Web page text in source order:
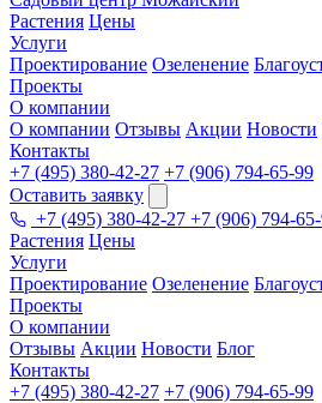
Растения Цены
Услуги
Проектирование Озеленение
Проекты
О компании
О компании Отзывы Акции Новости
Контакты
+7 (495) 380-42-27 +7 (906) 794-65-99
Оставить заявку
+7 (495) 380-42-27 +7 (906) 794-
Растения Цены
Услуги
Проектирование Озеленение
Проекты
О компании
Отзывы Акции Новости Блог
Контакты
+7 (495) 380-42-27 +7 (906) 794-65-99